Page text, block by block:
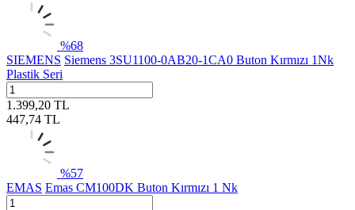
%68
SIEMENS Siemens 3SU1100-0AB20-1CA0 Buton Kırmızı 1Nk
Plastik Seri
1.399,20 TL
447,74 TL
%57
EMAS Emas CM100DK Buton Kırmızı 1 Nk